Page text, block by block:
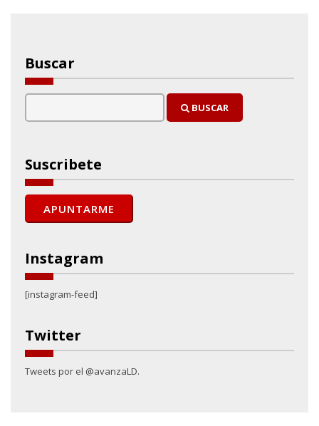
Buscar
BUSCAR
Suscribete
Instagram
[instagram-feed]
Twitter
Tweets por el @avanzaLD.